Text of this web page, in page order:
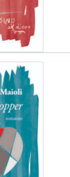
Aggiungi
alla lista
dei
desideri